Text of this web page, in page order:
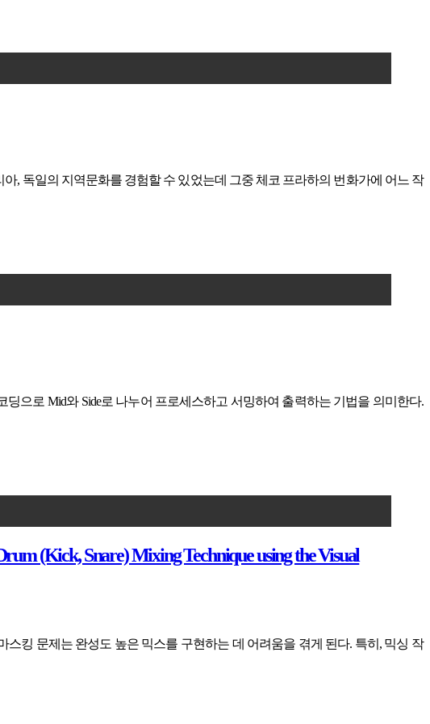
, 독일의 지역문화를 경험할 수 있었는데 그중 체코 프라하의 번화가에 어느 작
으로 Mid와 Side로 나누어 프로세스하고 서밍하여 출력하는 기법을 의미한다.
(Kick, Snare) Mixing Technique using the Visual
킹 문제는 완성도 높은 믹스를 구현하는 데 어려움을 겪게 된다. 특히, 믹싱 작